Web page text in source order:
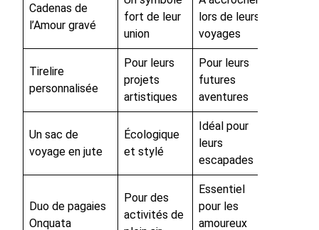
Cadenas de
l’Amour gravé
fort de leur
union
lors de leurs
voyages
Tirelire
personnalisée
Pour leurs
projets
artistiques
Pour leurs
futures
aventures
Un sac de
voyage en jute
Écologique
et stylé
Idéal pour
leurs
escapades
Duo de pagaies
Onquata
Pour des
activités de
Essentiel
pour les
amoureux